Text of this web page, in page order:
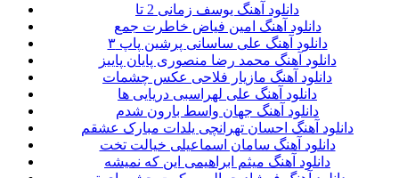
دانلود آهنگ یوسف زمانی 2 تا
دانلود آهنگ امین فیاض خاطرت جمع
دانلود آهنگ علی ساسانی پرشین پاپ ۳
دانلود آهنگ محمد رضا منصوری پایان پاییز
دانلود آهنگ مازیار فلاحی عکس چشمات
دانلود آهنگ علی لهراسبی دریایی ها
دانلود آهنگ جهان واسط بارون شدم
دانلود آهنگ احسان تهرانچی یلدات مبارک عشقم
دانلود آهنگ سامان اسماعیلی خیالت تخت
دانلود آهنگ میثم ابراهیمی این که نمیشه